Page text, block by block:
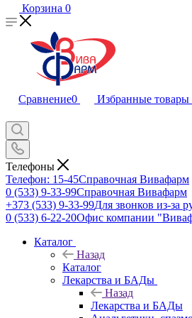
Корзина 0
Сравнение0 Избранные товары
Телефоны
Телефон: 15-45Справочная Вивафарм
0 (533) 9-33-99Справочная Вивафарм
+373 (533) 9-33-99Для звонков из-за
0 (533) 6-22-20Офис компании
Каталог
Назад
Каталог
Лекарства и БАДы
Назад
Лекарства и БАДы